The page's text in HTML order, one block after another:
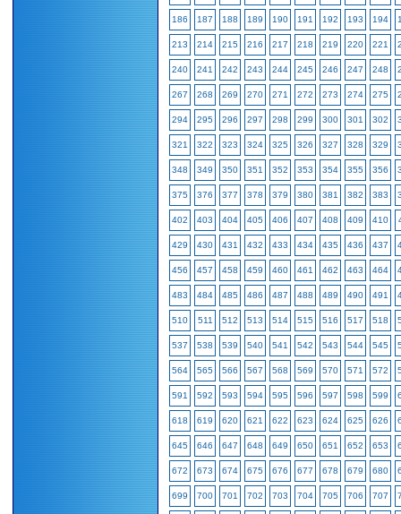
186 187 188 189 190 191 192 193 194
213 214 215 216 217 218 219 220 221
240 241 242 243 244 245 246 247 248
267 268 269 270 271 272 273 274 275
294 295 296 297 298 299 300 301 302
321 322 323 324 325 326 327 328 329
348 349 350 351 352 353 354 355 356
375 376 377 378 379 380 381 382 383
402 403 404 405 406 407 408 409 410
429 430 431 432 433 434 435 436 437
456 457 458 459 460 461 462 463 464
483 484 485 486 487 488 489 490 491
510 511 512 513 514 515 516 517 518
537 538 539 540 541 542 543 544 545
564 565 566 567 568 569 570 571 572
591 592 593 594 595 596 597 598 599
618 619 620 621 622 623 624 625 626
645 646 647 648 649 650 651 652 653
672 673 674 675 676 677 678 679 680
699 700 701 702 703 704 705 706 707